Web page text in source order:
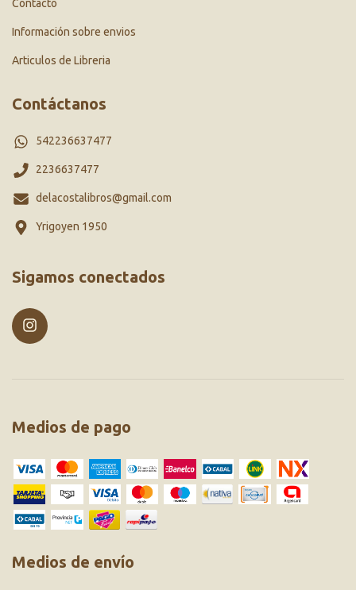
Contacto
Información sobre envios
Articulos de Libreria
Contáctanos
542236637477
2236637477
delacostalibros@gmail.com
Yrigoyen 1950
Sigamos conectados
Medios de pago
Medios de envío